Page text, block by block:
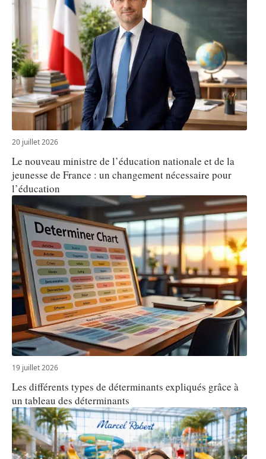
20 juillet 2026
Le nouveau ministre de l’éducation nationale et de la
jeunesse de France : un changement nécessaire pour
l’éducation
19 juillet 2026
Les différents types de déterminants expliqués grâce à
un tableau des déterminants